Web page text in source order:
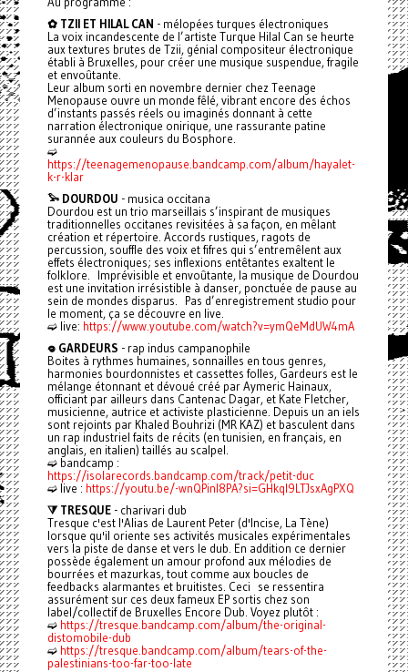
✿ TZII ET HILAL CAN - mélopées turques électroniques
La voix incandescente de l’artiste Turque Hilal Can se heurte
aux textures brutes de Tzii, génial compositeur électronique
établi à Bruxelles, pour créer une musique suspendue, fragile
et envoûtante.
Leur album sorti en novembre dernier chez Teenage
Menopause ouvre un monde fêlé, vibrant encore des échos
d’instants passés réels ou imaginés donnant à cette
narration électronique onirique, une rassurante patine
surannée aux couleurs du Bosphore.
➫
https://teenagemenopause.bandcamp.com/album/hayalet-
k-r-klar
𓅩 DOURDOU - musica occitana
Dourdou est un trio marseillais s’inspirant de musiques
traditionnelles occitanes revisitées à sa façon, en mêlant
création et répertoire. Accords rustiques, ragots de
percussion, souffle des voix et fifres qui s’entremêlent aux
effets électroniques; ses inflexions entêtantes exaltent le
folklore. Imprévisible et envoûtante, la musique de Dourdou
est une invitation irrésistible à danser, ponctuée de pause au
sein de mondes disparus. Pas d’enregistrement studio pour
le moment, ça se découvre en live.
➫ live: https://www.youtube.com/watch?v=ymQeMdUW4mA
𖦹 GARDEURS - rap indus campanophile
Boites à rythmes humaines, sonnailles en tous genres,
harmonies bourdonnistes et cassettes folles, Gardeurs est le
mélange étonnant et dévoué créé par Aymeric Hainaux,
officiant par ailleurs dans Cantenac Dagar, et Kate Fletcher,
musicienne, autrice et activiste plasticienne. Depuis un an iels
sont rejoints par Khaled Bouhrizi (MR KAZ) et basculent dans
un rap industriel faits de récits (en tunisien, en français, en
anglais, en italien) taillés au scalpel.
➫ bandcamp :
https://isolarecords.bandcamp.com/track/petit-duc
➫ live : https://youtu.be/-wnQPinl8PA?si=GHkql9LTJsxAgPXQ
⧩ TRESQUE- charivari dub
Tresque c'est l'Alias de Laurent Peter (d'Incise, La Tène)
lorsque qu'il oriente ses activités musicales expérimentales
vers la piste de danse et vers le dub. En addition ce dernier
possède également un amour profond aux mélodies de
bourrées et mazurkas, tout comme aux boucles de
feedbacks alarmantes et bruitistes. Ceci se ressentira
assurément sur ces deux fameux EP sortis chez son
label/collectif de Bruxelles Encore Dub. Voyez plutôt :
➫ https://tresque.bandcamp.com/album/the-original-
distomobile-dub
➫ https://tresque.bandcamp.com/album/tears-of-the-
palestinians-too-far-too-late